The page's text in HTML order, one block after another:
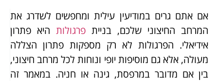
אם אתם גרים במודיעין עילית ומחפשים לשדרג את
המרחב החיצוני שלכם, בניית פרגולות היא פתרון
אידיאלי. הפרגולות לא רק מספקות פתרון הצללה
מעולה, אלא גם מוסיפות יופי ונוחות לכל מרחב חיצוני,
בין אם מדובר במרפסת, גינה או חניה. במאמר זה